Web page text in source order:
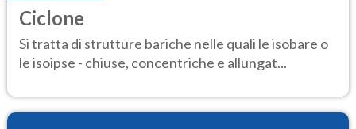
Ciclone
Si tratta di strutture bariche nelle quali le isobare o
le isoipse - chiuse, concentriche e allungat...